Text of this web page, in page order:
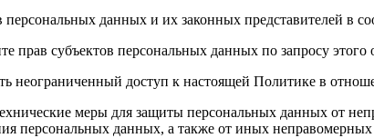
персональных данных и их законных представителей в
прав субъектов персональных данных по запросу
неограниченный доступ к настоящей Политике в
меры для защиты персональных данных от
персональных данных, а также от иных